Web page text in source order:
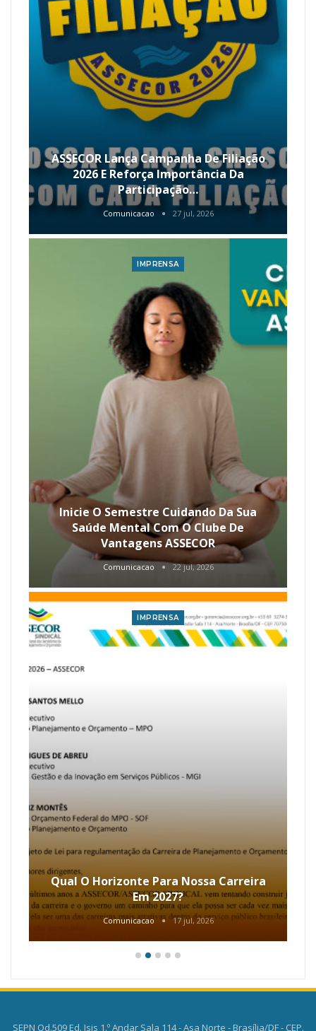
ASSECOR Lança Campanha De Filiação
2026 E Reforça Importância Da
Participação…
Comunicacao 27 jul, 2026
IMPRENSA
Inicie O Semestre Cuidando Da Sua
Saúde Mental Com O Clube De
Vantagens ASSECOR
Comunicacao 22 jul, 2026
IMPRENSA
Qual O Horizonte Para Nossa Carreira
Em 2027?
Comunicacao 17 jul, 2026
SEPN Qd.509 Ed. Isis 1.º Andar Sala 114 - Asa Norte - Brasília/DF - CEP.